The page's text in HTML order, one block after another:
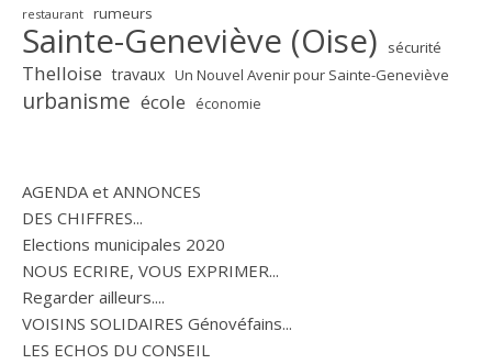
restaurant rumeurs
Sainte-Geneviève (Oise) sécurité
Thelloise travaux Un Nouvel Avenir pour Sainte-Geneviève
urbanisme école économie
AGENDA et ANNONCES
DES CHIFFRES...
Elections municipales 2020
NOUS ECRIRE, VOUS EXPRIMER...
Regarder ailleurs....
VOISINS SOLIDAIRES Génovéfains...
LES ECHOS DU CONSEIL